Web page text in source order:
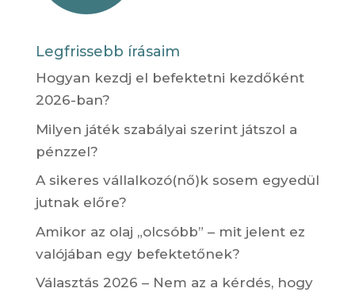
Legfrissebb írásaim
Hogyan kezdj el befektetni kezdőként
2026-ban?
Milyen játék szabályai szerint játszol a
pénzzel?
A sikeres vállalkozó(nő)k sosem egyedül
jutnak előre?
Amikor az olaj „olcsóbb” – mit jelent ez
valójában egy befektetőnek?
Választás 2026 – Nem az a kérdés, hogy